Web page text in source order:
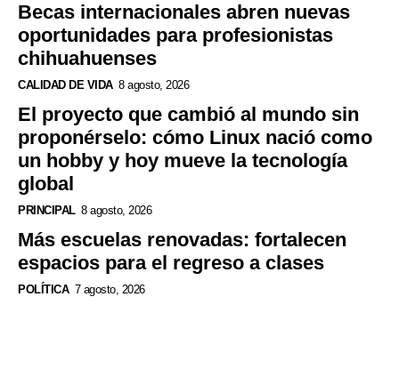
Becas internacionales abren nuevas
oportunidades para profesionistas
chihuahuenses
CALIDAD DE VIDA 8 agosto, 2026
El proyecto que cambió al mundo sin
proponérselo: cómo Linux nació como
un hobby y hoy mueve la tecnología
global
PRINCIPAL 8 agosto, 2026
Más escuelas renovadas: fortalecen
espacios para el regreso a clases
POLÍTICA 7 agosto, 2026